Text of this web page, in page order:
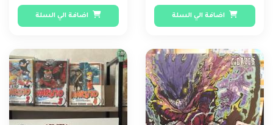
اضافة الي السلة اضافة الي السلة